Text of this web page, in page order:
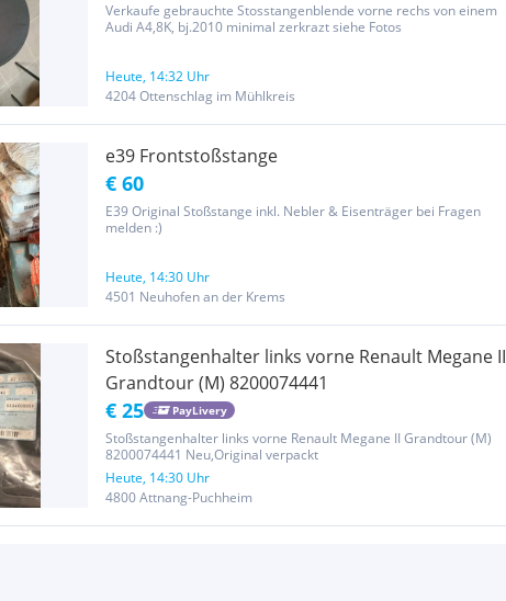
Verkaufe gebrauchte Stosstangenblende vorne rechs von einem
Audi A4,8K, bj.2010 minimal zerkrazt siehe Fotos
Heute, 14:32 Uhr
4204 Ottenschlag im Mühlkreis
e39 Frontstoßstange
€ 60
E39 Original Stoßstange inkl. Nebler & Eisenträger bei Fragen
melden :)
Heute, 14:30 Uhr
4501 Neuhofen an der Krems
Stoßstangenhalter links vorne Renault Megane II
Grandtour (M) 8200074441
€ 25 PayLivery
Stoßstangenhalter links vorne Renault Megane II Grandtour (M)
8200074441 Neu,Original verpackt
Heute, 14:30 Uhr
4800 Attnang-Puchheim